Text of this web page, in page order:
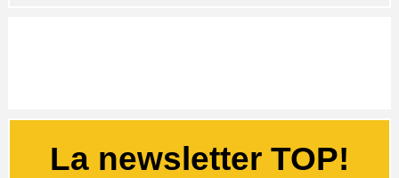
La newsletter TOP!